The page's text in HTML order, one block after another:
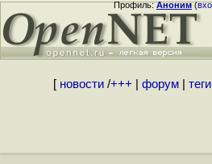
Профиль:Аноним(
[ новости/+++ форум| теги